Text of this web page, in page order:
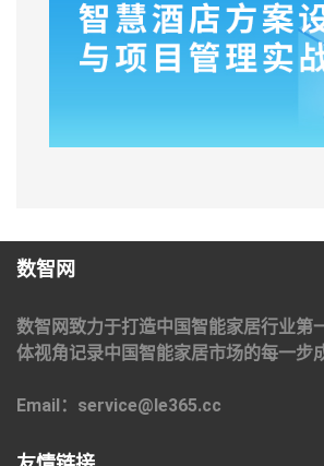
数智网
数智网致力于打造中国智能家居行业第
体视角记录中国智能家居市场的每一步
Email：service@le365.cc